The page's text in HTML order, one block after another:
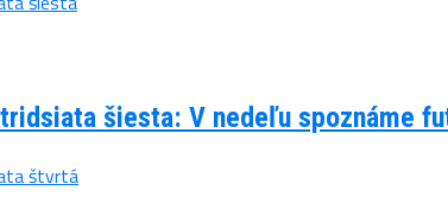
šiesta: V nedeľu spoznáme